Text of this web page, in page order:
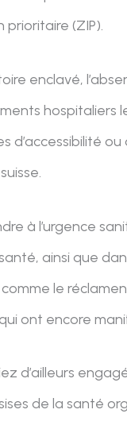
prioritaire (ZIP).
enclavé,
d’accessibilité
à l’urgence
ainsi que
comme le
ont encore
d’ailleurs
de la santé